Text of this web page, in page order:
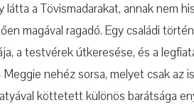
látta a Tövismadarakat, annak nem
magával ragadó. Egy családi
a testvérek útkeresése, és a
Meggie nehéz sorsa, melyet csak az
köttetett különös barátsága